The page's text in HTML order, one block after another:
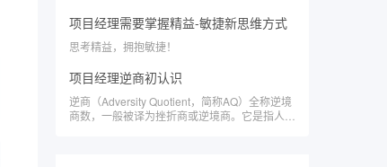
始终铭记项目目标是项目经理的首要任务，围绕
目标的管理才是项目经理的核心。
项目经理需要掌握精益-敏捷新思维方式
思考精益，拥抱敏捷！
项目经理逆商初认识
​逆商（Adversity Quotient，简称AQ）全称逆境
商数，一般被译为挫折商或逆境商。它是指人们